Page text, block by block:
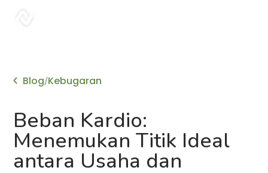
Blog/Kebugaran
Beban Kardio:
Menemukan Titik Ideal
antara Usaha dan